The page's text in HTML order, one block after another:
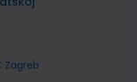
Zagreb